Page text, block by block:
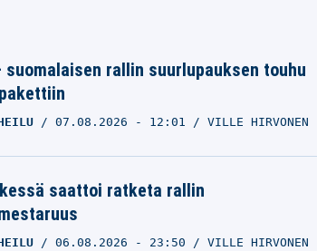
rallin suurlupauksen touhu
07.08.2026 - 12:01 VILLE HIRVONEN
saattoi ratketa rallin
06.08.2026 - 23:50 VILLE HIRVONEN